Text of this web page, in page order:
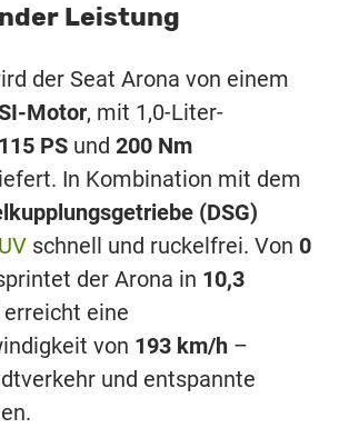
Leistung
der Seat Arona von einem
Motor, mit 1,0-Liter-
115 PS und 200 Nm
In Kombination mit dem
(DSG)
schnell und ruckelfrei. Von 0
der Arona in 10,3
erreicht eine
von 193 km/h –
und entspannte